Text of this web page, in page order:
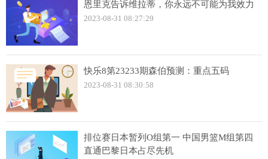
恩里克告诉维拉蒂，你永远不可能为我效力
2023-08-31 08:27:29
快乐8第23233期森伯预测：重点五码
2023-08-31 08:30:58
排位赛日本暂列O组第一 中国男篮M组第四
直通巴黎日本占尽先机